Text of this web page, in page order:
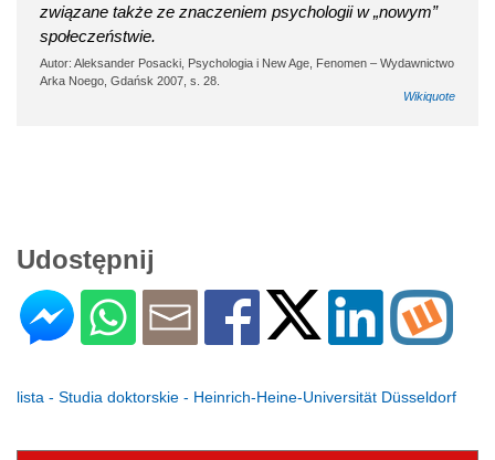
związane także ze znaczeniem psychologii w „nowym”
społeczeństwie.
Autor: Aleksander Posacki, Psychologia i New Age, Fenomen – Wydawnictwo
Arka Noego, Gdańsk 2007, s. 28.
Wikiquote
Udostępnij
lista - Studia doktorskie - Heinrich-Heine-Universität Düsseldorf